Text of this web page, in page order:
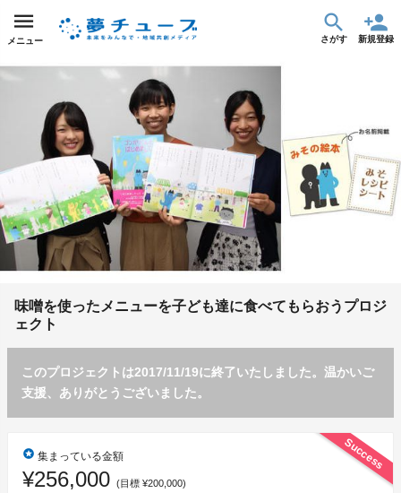
メニュー さがす 新規登録
味噌を使ったメニューを子ども達に食べてもらおうプロジ
ェクト
このプロジェクトは2017/11/19に終了いたしました。温かいご
支援、ありがとうございました。
Success
stars 集まっている金額
¥256,000 (目標 ¥200,000)